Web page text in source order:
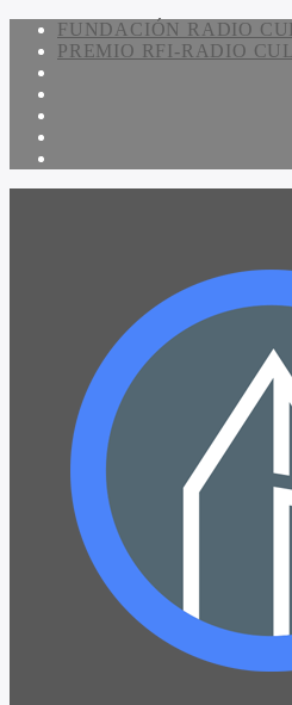
FUNDACIÓN RADIO
PREMIO RFI-RADIO